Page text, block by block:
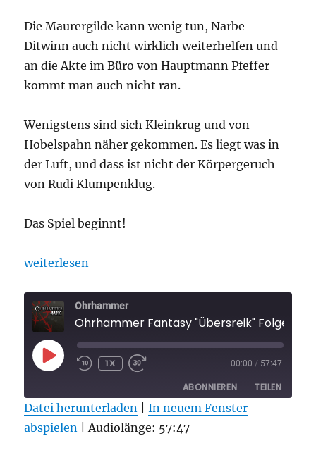
Die Maurergilde kann wenig tun, Narbe
Ditwinn auch nicht wirklich weiterhelfen und
an die Akte im Büro von Hauptmann Pfeffer
kommt man auch nicht ran.
Wenigstens sind sich Kleinkrug und von
Hobelspahn näher gekommen. Es liegt was in
der Luft, und dass ist nicht der Körpergeruch
von Rudi Klumpenklug.
Das Spiel beginnt!
„Ohrhammer Fantasy „Übersreik“ Folge 5“
weiterlesen
Ohrhammer
Ohrhammer Fantasy "Übersreik" Folge 5
PLAY
EPISODE
1X 00:00 / 57:47
ABONNIEREN TEILEN
RSS FEED
TEILEN
Datei herunterladen |In neuem Fenster
abspielen |Audiolänge: 57:47